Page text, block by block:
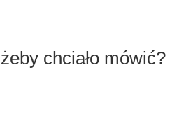
chciało mówić?